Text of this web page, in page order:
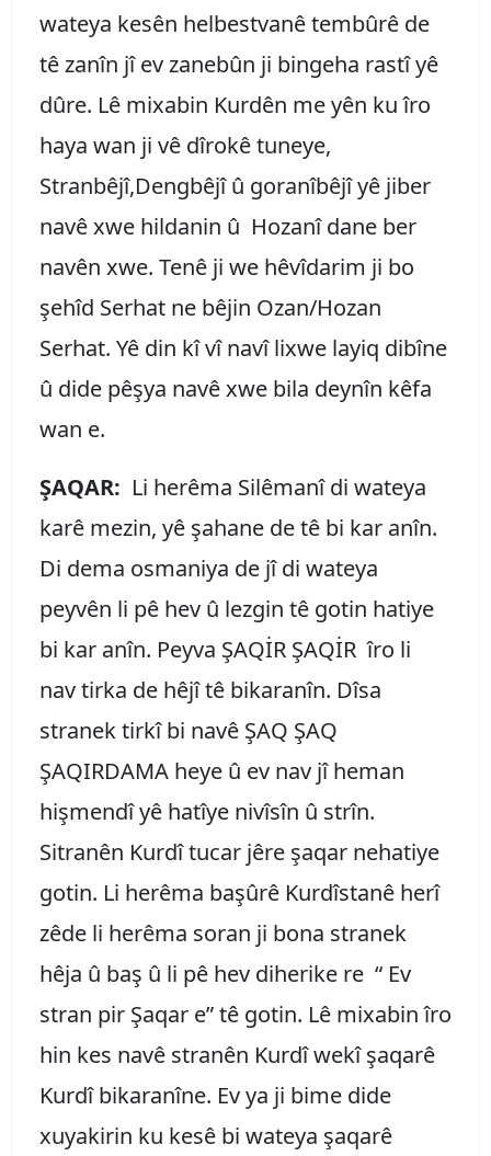
wateya kesên helbestvanê tembûrê de
tê zanîn jî ev zanebûn ji bingeha rastî yê
dûre. Lê mixabin Kurdên me yên ku îro
haya wan ji vê dîrokê tuneye,
Stranbêjî,Dengbêjî û goranîbêjî yê jiber
navê xwe hildanin û Hozanî dane ber
navên xwe. Tenê ji we hêvîdarim ji bo
şehîd Serhat ne bêjin Ozan/Hozan
Serhat. Yê din kî vî navî lixwe layiq dibîne
û dide pêşya navê xwe bila deynîn kêfa
wan e.
ŞAQAR: Li herêma Silêmanî di wateya
karê mezin, yê şahane de tê bi kar anîn.
Di dema osmaniya de jî di wateya
peyvên li pê hev û lezgin tê gotin hatiye
bi kar anîn. Peyva ŞAQİR ŞAQİR îro li
nav tirka de hêjî tê bikaranîn. Dîsa
stranek tirkî bi navê ŞAQ ŞAQ
ŞAQIRDAMA heye û ev nav jî heman
hişmendî yê hatîye nivîsîn û strîn.
Sitranên Kurdî tucar jêre şaqar nehatiye
gotin. Li herêma başûrê Kurdîstanê herî
zêde li herêma soran ji bona stranek
hêja û baş û li pê hev diherike re “ Ev
stran pir Şaqar e” tê gotin. Lê mixabin îro
hin kes navê stranên Kurdî wekî şaqarê
Kurdî bikaranîne. Ev ya ji bime dide
xuyakirin ku kesê bi wateya şaqarê